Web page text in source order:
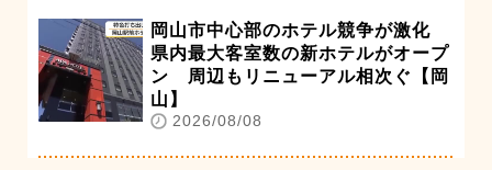
岡山市中心部のホテル競争が激化
県内最大客室数の新ホテルがオープ
ン 周辺もリニューアル相次ぐ【岡
山】
2026/08/08